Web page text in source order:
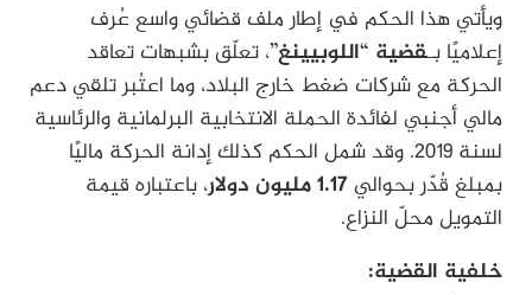
ويأتي هذا الحكم في إطار ملف قضائي واسع عُرف
إعلاميًا بـقضية “اللوبيينغ”، تعلّق بشبهات تعاقد
الحركة مع شركات ضغط خارج البلاد، وما اعتُبر تلقي دعم
مالي أجنبي لفائدة الحملة الانتخابية البرلمانية والرئاسية
لسنة 2019. وقد شمل الحكم كذلك إدانة الحركة ماليًا
بمبلغ قُدّر بحوالي 1.17 مليون دولار
، باعتباره قيمة
التمويل محلّ النزاع.
خلفية القضية: